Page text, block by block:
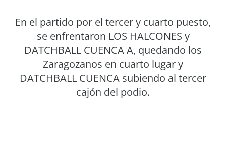
En el partido por el tercer y cuarto puesto,
se enfrentaron LOS HALCONES y
DATCHBALL CUENCA A, quedando los
Zaragozanos en cuarto lugar y
DATCHBALL CUENCA subiendo al tercer
cajón del podio.